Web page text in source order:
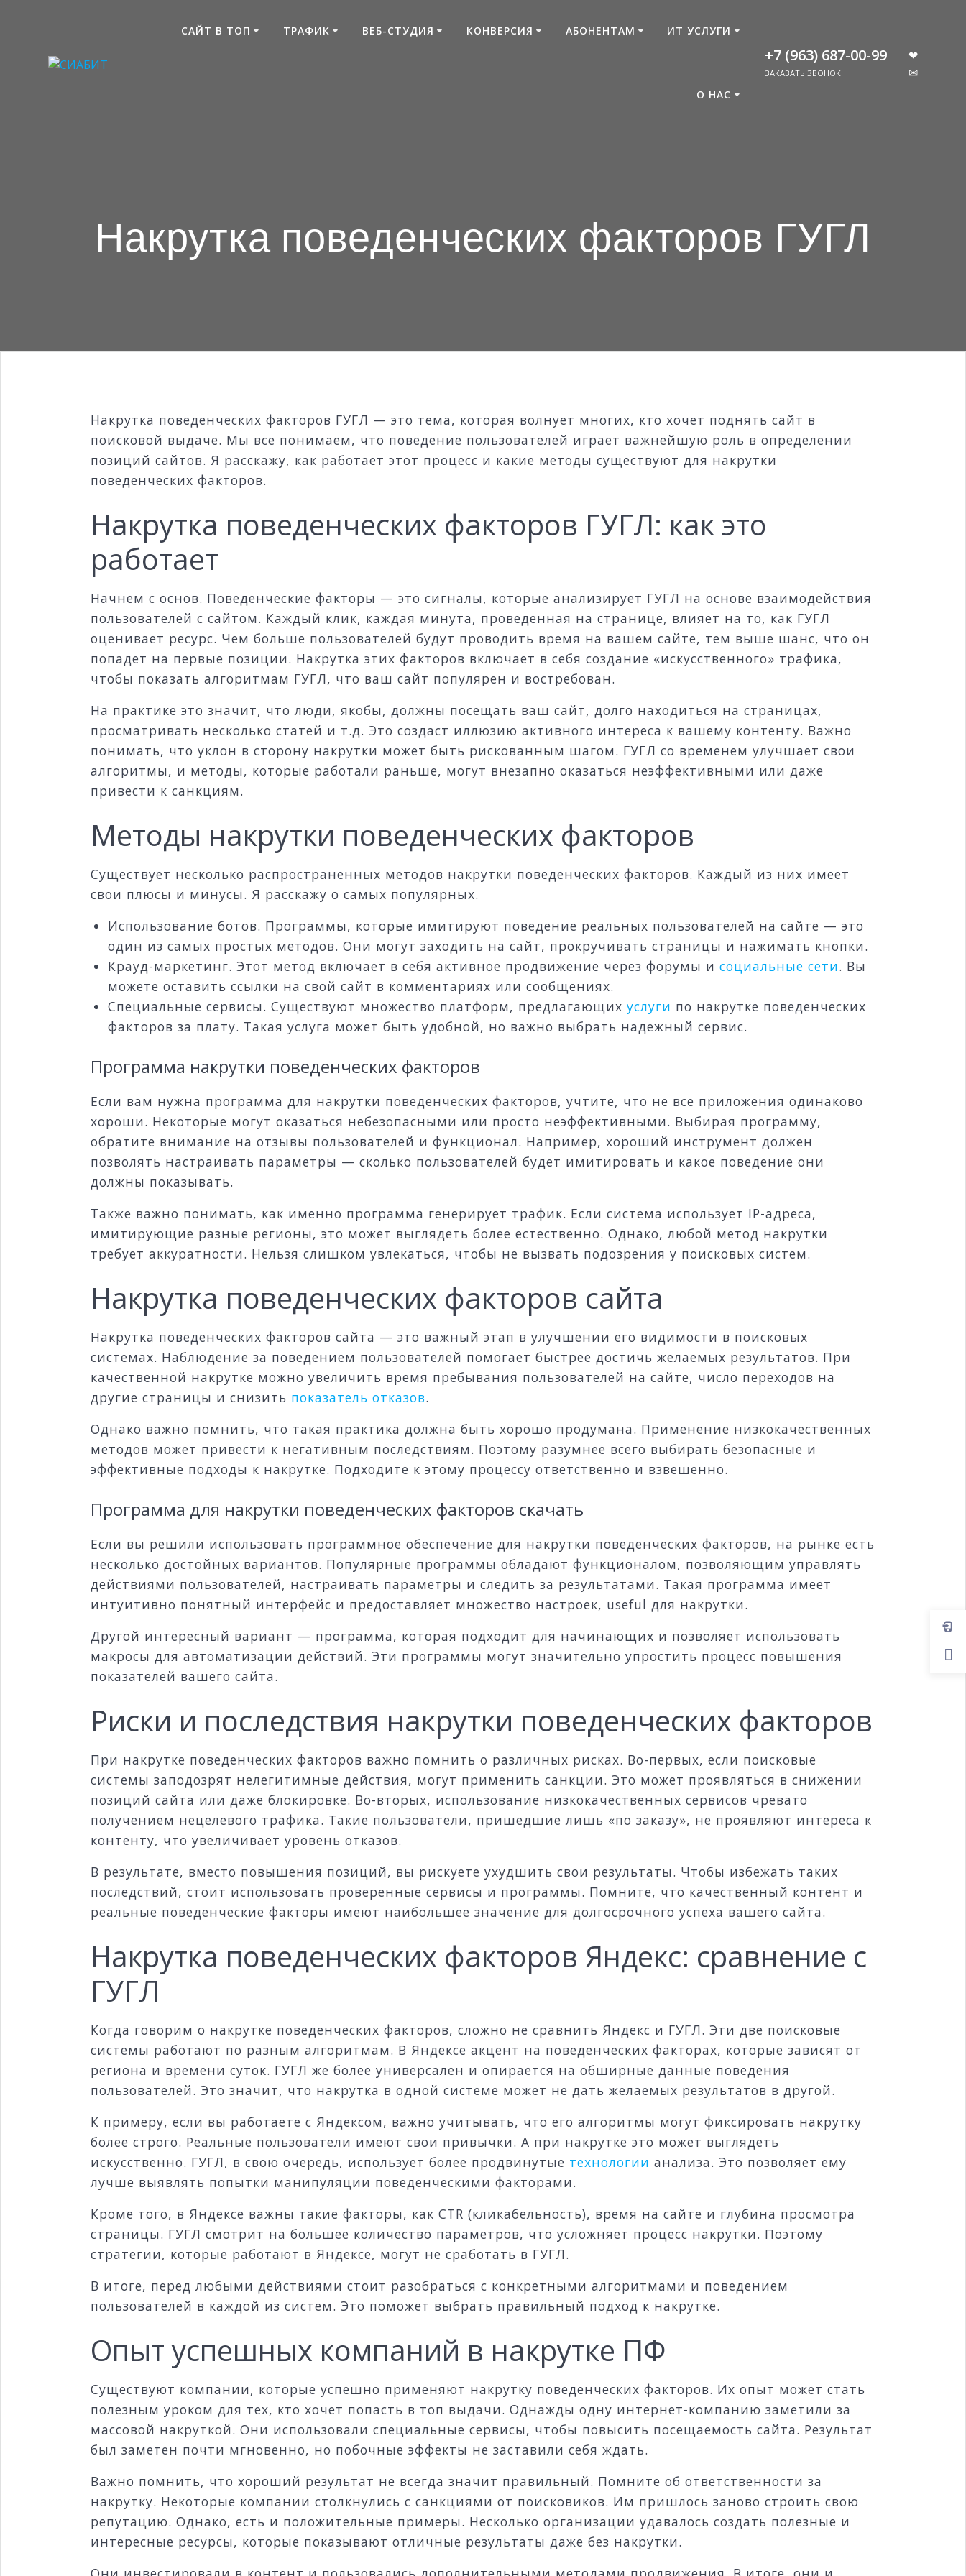
САЙТ В ТОП ТРАФИК ВЕБ-СТУДИЯ КОНВЕРСИЯ АБОНЕНТАМ ИТ УСЛУГИ
О НАС
+7 (963) 687-00-99
ЗАКАЗАТЬ ЗВОНОК
❤
✉
Накрутка поведенческих факторов ГУГЛ
Накрутка поведенческих факторов ГУГЛ — это тема, которая волнует многих, кто хочет поднять сайт в
поисковой выдаче. Мы все понимаем, что поведение пользователей играет важнейшую роль в определении
позиций сайтов. Я расскажу, как работает этот процесс и какие методы существуют для накрутки
поведенческих факторов.
Накрутка поведенческих факторов ГУГЛ: как это
работает
Начнем с основ. Поведенческие факторы — это сигналы, которые анализирует ГУГЛ на основе взаимодействия
пользователей с сайтом. Каждый клик, каждая минута, проведенная на странице, влияет на то, как ГУГЛ
оценивает ресурс. Чем больше пользователей будут проводить время на вашем сайте, тем выше шанс, что он
попадет на первые позиции. Накрутка этих факторов включает в себя создание «искусственного» трафика,
чтобы показать алгоритмам ГУГЛ, что ваш сайт популярен и востребован.
На практике это значит, что люди, якобы, должны посещать ваш сайт, долго находиться на страницах,
просматривать несколько статей и т.д. Это создаст иллюзию активного интереса к вашему контенту. Важно
понимать, что уклон в сторону накрутки может быть рискованным шагом. ГУГЛ со временем улучшает свои
алгоритмы, и методы, которые работали раньше, могут внезапно оказаться неэффективными или даже
привести к санкциям.
Методы накрутки поведенческих факторов
Существует несколько распространенных методов накрутки поведенческих факторов. Каждый из них имеет
свои плюсы и минусы. Я расскажу о самых популярных.
Использование ботов. Программы, которые имитируют поведение реальных пользователей на сайте — это
один из самых простых методов. Они могут заходить на сайт, прокручивать страницы и нажимать кнопки.
Крауд-маркетинг. Этот метод включает в себя активное продвижение через форумы исоциальные сети. Вы
можете оставить ссылки на свой сайт в комментариях или сообщениях.
Специальные сервисы. Существуют множество платформ, предлагающихуслуги по накрутке поведенческих
факторов за плату. Такая услуга может быть удобной, но важно выбрать надежный сервис.
Программа накрутки поведенческих факторов
Если вам нужна программа для накрутки поведенческих факторов, учтите, что не все приложения одинаково
хороши. Некоторые могут оказаться небезопасными или просто неэффективными. Выбирая программу,
обратите внимание на отзывы пользователей и функционал. Например, хороший инструмент должен
позволять настраивать параметры — сколько пользователей будет имитировать и какое поведение они
должны показывать.
Также важно понимать, как именно программа генерирует трафик. Если система использует IP-адреса,
имитирующие разные регионы, это может выглядеть более естественно. Однако, любой метод накрутки
требует аккуратности. Нельзя слишком увлекаться, чтобы не вызвать подозрения у поисковых систем.
Накрутка поведенческих факторов сайта
Накрутка поведенческих факторов сайта — это важный этап в улучшении его видимости в поисковых
системах. Наблюдение за поведением пользователей помогает быстрее достичь желаемых результатов. При
качественной накрутке можно увеличить время пребывания пользователей на сайте, число переходов на
другие страницы и снизить показатель отказов.
Однако важно помнить, что такая практика должна быть хорошо продумана. Применение низкокачественных
методов может привести к негативным последствиям. Поэтому разумнее всего выбирать безопасные и
эффективные подходы к накрутке. Подходите к этому процессу ответственно и взвешенно.
Программа для накрутки поведенческих факторов скачать
Если вы решили использовать программное обеспечение для накрутки поведенческих факторов, на рынке есть
несколько достойных вариантов. Популярные программы обладают функционалом, позволяющим управлять
действиями пользователей, настраивать параметры и следить за результатами. Такая программа имеет
интуитивно понятный интерфейс и предоставляет множество настроек, useful для накрутки.
Другой интересный вариант — программа, которая подходит для начинающих и позволяет использовать
макросы для автоматизации действий. Эти программы могут значительно упростить процесс повышения
показателей вашего сайта.
Риски и последствия накрутки поведенческих факторов
При накрутке поведенческих факторов важно помнить о различных рисках. Во-первых, если поисковые
системы заподозрят нелегитимные действия, могут применить санкции. Это может проявляться в снижении
позиций сайта или даже блокировке. Во-вторых, использование низкокачественных сервисов чревато
получением нецелевого трафика. Такие пользователи, пришедшие лишь «по заказу», не проявляют интереса к
контенту, что увеличивает уровень отказов.
В результате, вместо повышения позиций, вы рискуете ухудшить свои результаты. Чтобы избежать таких
последствий, стоит использовать проверенные сервисы и программы. Помните, что качественный контент и
реальные поведенческие факторы имеют наибольшее значение для долгосрочного успеха вашего сайта.
Накрутка поведенческих факторов Яндекс: сравнение с
ГУГЛ
Когда говорим о накрутке поведенческих факторов, сложно не сравнить Яндекс и ГУГЛ. Эти две поисковые
системы работают по разным алгоритмам. В Яндексе акцент на поведенческих факторах, которые зависят от
региона и времени суток. ГУГЛ же более универсален и опирается на обширные данные поведения
пользователей. Это значит, что накрутка в одной системе может не дать желаемых результатов в другой.
К примеру, если вы работаете с Яндексом, важно учитывать, что его алгоритмы могут фиксировать накрутку
более строго. Реальные пользователи имеют свои привычки. А при накрутке это может выглядеть
искусственно. ГУГЛ, в свою очередь, использует более продвинутые технологии анализа. Это позволяет ему
лучше выявлять попытки манипуляции поведенческими факторами.
Кроме того, в Яндексе важны такие факторы, как CTR (кликабельность), время на сайте и глубина просмотра
страницы. ГУГЛ смотрит на большее количество параметров, что усложняет процесс накрутки. Поэтому
стратегии, которые работают в Яндексе, могут не сработать в ГУГЛ.
В итоге, перед любыми действиями стоит разобраться с конкретными алгоритмами и поведением
пользователей в каждой из систем. Это поможет выбрать правильный подход к накрутке.
Опыт успешных компаний в накрутке ПФ
Существуют компании, которые успешно применяют накрутку поведенческих факторов. Их опыт может стать
полезным уроком для тех, кто хочет попасть в топ выдачи. Однажды одну интернет-компанию заметили за
массовой накруткой. Они использовали специальные сервисы, чтобы повысить посещаемость сайта. Результат
был заметен почти мгновенно, но побочные эффекты не заставили себя ждать.
Важно помнить, что хороший результат не всегда значит правильный. Помните об ответственности за
накрутку. Некоторые компании столкнулись с санкциями от поисковиков. Им пришлось заново строить свою
репутацию. Однако, есть и положительные примеры. Несколько организации удавалось создать полезные и
интересные ресурсы, которые показывают отличные результаты даже без накрутки.